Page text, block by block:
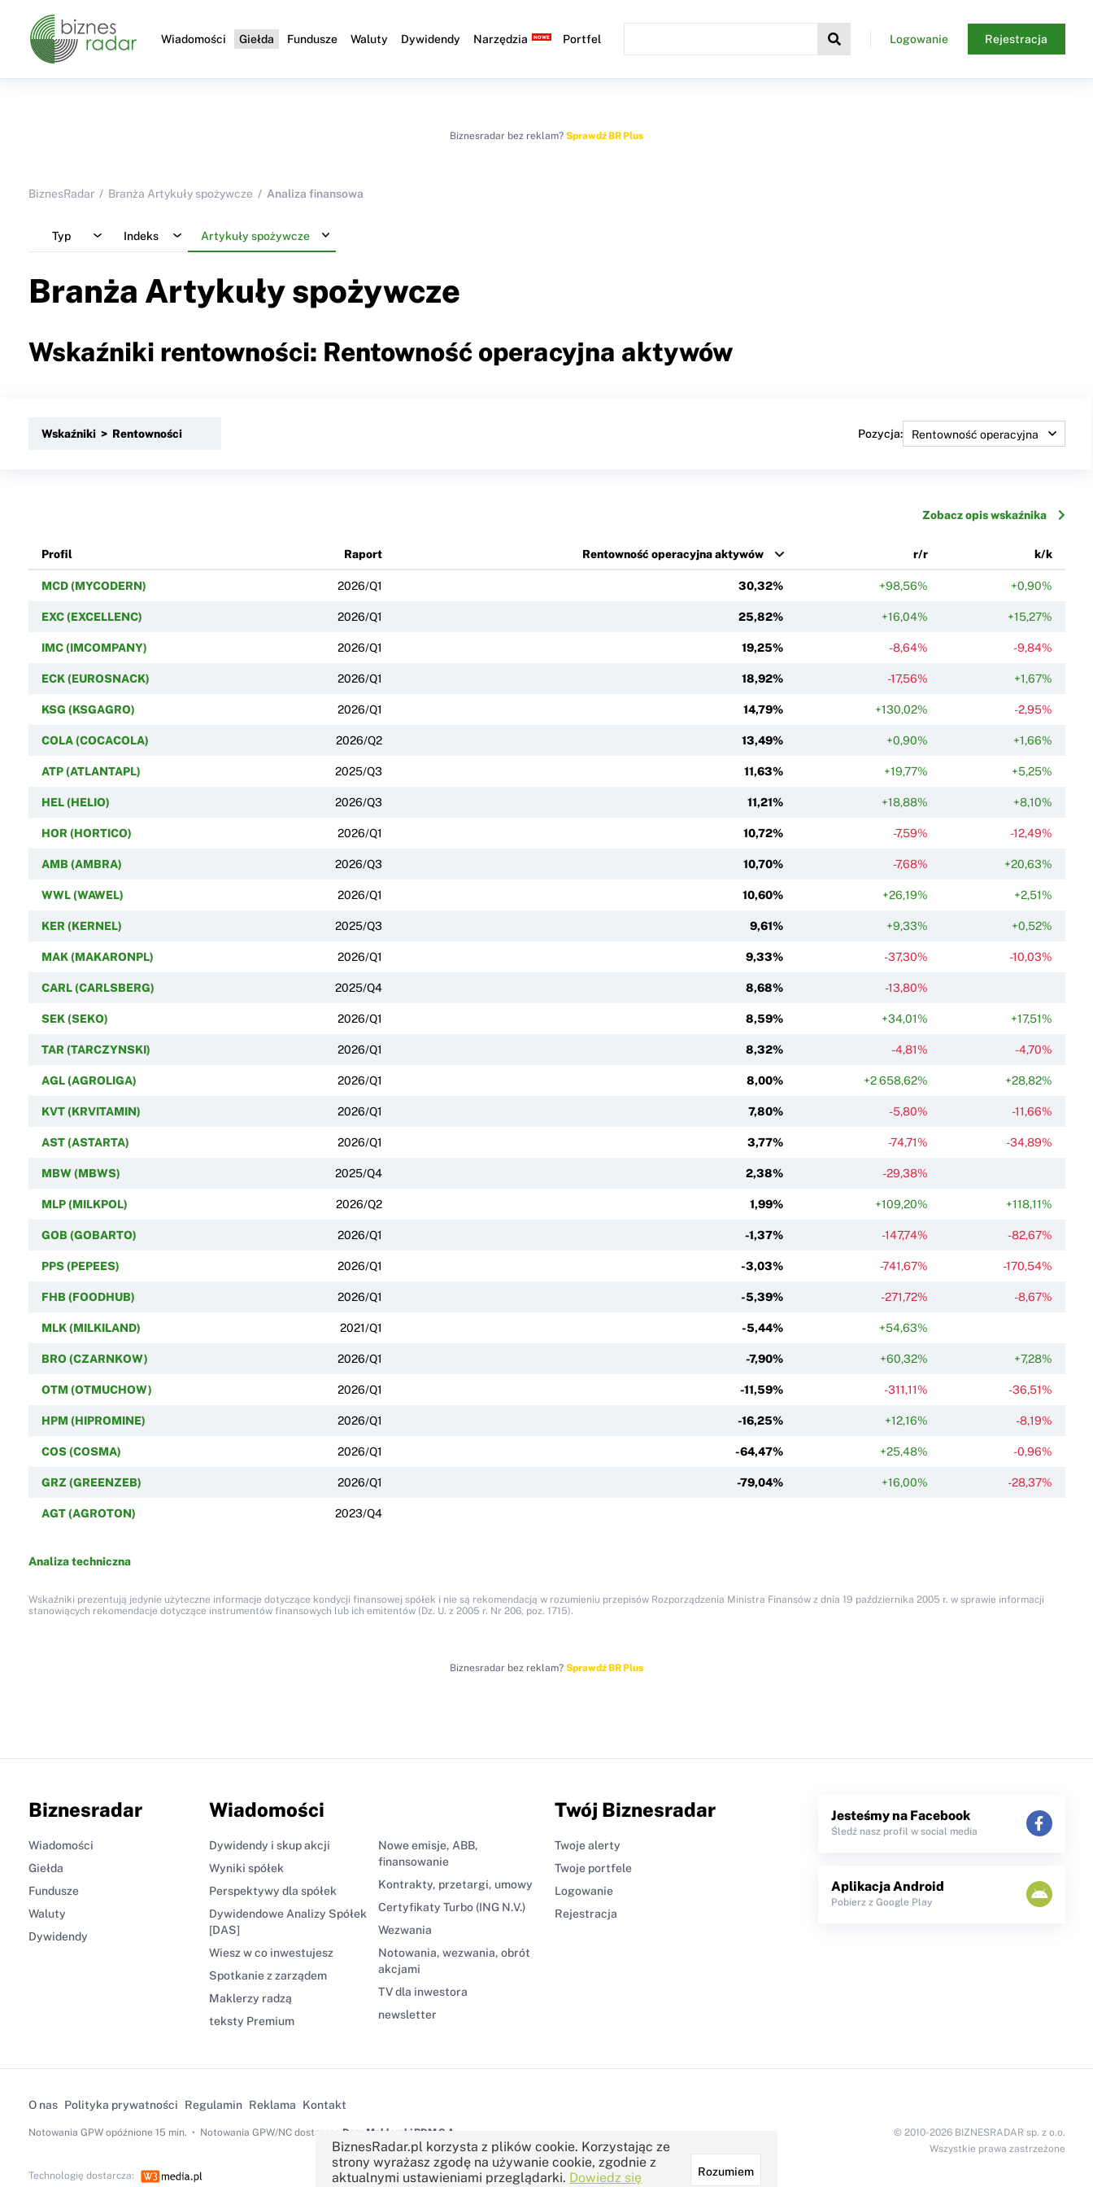
Wiadomości Giełda Fundusze Waluty Dywidendy Narzędzia Portfel Logowanie Rejestracja
Biznesradar bez reklam? Sprawdź BR Plus
BiznesRadar Branża Artykuły spożywcze Analiza finansowa
Typ Indeks Artykuły spożywcze
Branża Artykuły spożywcze
Wskaźniki rentowności: Rentowność operacyjna aktywów
Wskaźniki > Rentowności Pozycja:
Zobacz opis wskaźnika
Profil Raport Rentowność operacyjna aktywów r/r k/k
MCD (MYCODERN) 2026/Q1 30,32% +98,56% +0,90%
EXC (EXCELLENC) 2026/Q1 25,82% +16,04% +15,27%
IMC (IMCOMPANY) 2026/Q1 19,25% -8,64% -9,84%
ECK (EUROSNACK) 2026/Q1 18,92% -17,56% +1,67%
KSG (KSGAGRO) 2026/Q1 14,79% +130,02% -2,95%
COLA (COCACOLA) 2026/Q2 13,49% +0,90% +1,66%
ATP (ATLANTAPL) 2025/Q3 11,63% +19,77% +5,25%
HEL (HELIO) 2026/Q3 11,21% +18,88% +8,10%
HOR (HORTICO) 2026/Q1 10,72% -7,59% -12,49%
AMB (AMBRA) 2026/Q3 10,70% -7,68% +20,63%
WWL (WAWEL) 2026/Q1 10,60% +26,19% +2,51%
KER (KERNEL) 2025/Q3 9,61% +9,33% +0,52%
MAK (MAKARONPL) 2026/Q1 9,33% -37,30% -10,03%
CARL (CARLSBERG) 2025/Q4 8,68% -13,80%
SEK (SEKO) 2026/Q1 8,59% +34,01% +17,51%
TAR (TARCZYNSKI) 2026/Q1 8,32% -4,81% -4,70%
AGL (AGROLIGA) 2026/Q1 8,00% +2 658,62% +28,82%
KVT (KRVITAMIN) 2026/Q1 7,80% -5,80% -11,66%
AST (ASTARTA) 2026/Q1 3,77% -74,71% -34,89%
MBW (MBWS) 2025/Q4 2,38% -29,38%
MLP (MILKPOL) 2026/Q2 1,99% +109,20% +118,11%
GOB (GOBARTO) 2026/Q1 -1,37% -147,74% -82,67%
PPS (PEPEES) 2026/Q1 -3,03% -741,67% -170,54%
FHB (FOODHUB) 2026/Q1 -5,39% -271,72% -8,67%
MLK (MILKILAND) 2021/Q1 -5,44% +54,63%
BRO (CZARNKOW) 2026/Q1 -7,90% +60,32% +7,28%
OTM (OTMUCHOW) 2026/Q1 -11,59% -311,11% -36,51%
HPM (HIPROMINE) 2026/Q1 -16,25% +12,16% -8,19%
COS (COSMA) 2026/Q1 -64,47% +25,48% -0,96%
GRZ (GREENZEB) 2026/Q1 -79,04% +16,00% -28,37%
AGT (AGROTON) 2023/Q4
Analiza techniczna
Wskaźniki prezentują jedynie użyteczne informacje dotyczące kondycji finansowej spółek i nie są rekomendacją w rozumieniu przepisów Rozporządzenia Ministra Finansów z dnia 19 października 2005 r. w sprawie informacji
stanowiących rekomendacje dotyczące instrumentów finansowych lub ich emitentów (Dz. U. z 2005 r. Nr 206, poz. 1715).
Biznesradar bez reklam? Sprawdź BR Plus
Biznesradar
Wiadomości
Giełda
Fundusze
Waluty
Dywidendy
Wiadomości
Dywidendy i skup akcji
Wyniki spółek
Perspektywy dla spółek
Dywidendowe Analizy Spółek
[DAS]
Wiesz w co inwestujesz
Spotkanie z zarządem
Maklerzy radzą
teksty Premium
Nowe emisje, ABB,
finansowanie
Kontrakty, przetargi, umowy
Certyfikaty Turbo (ING N.V.)
Wezwania
Notowania, wezwania, obrót
akcjami
TV dla inwestora
newsletter
Twój Biznesradar
Twoje alerty
Twoje portfele
Logowanie
Rejestracja
Jesteśmy na Facebook
Śledź nasz profil w social media
Aplikacja Android
Pobierz z Google Play
O nas Polityka prywatności Regulamin Reklama Kontakt
Notowania GPWopóźnione 15 min. Notowania GPW/NC dostarcza Dom Maklerski BDM S.A.
© 2010-2026 BIZNESRADAR sp. z o.o.
Wszystkie prawa zastrzeżone
Technologię dostarcza:
BiznesRadar.pl korzysta z plików cookie. Korzystając ze
strony wyrażasz zgodę na używanie cookie, zgodnie z
aktualnymi ustawieniami przeglądarki. Dowiedz się
Rozumiem